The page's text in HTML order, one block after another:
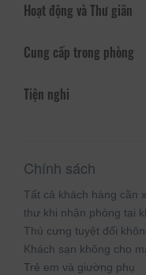
Hoạt động và Thư giãn
Cung cấp trong phòng
Tiện nghi
Chính sách
Tất cả khách hàng cần
thư khi nhận phòng tại
Thú cưng tuyệt đối
Khách sạn không cho
Trẻ em và giường phụ